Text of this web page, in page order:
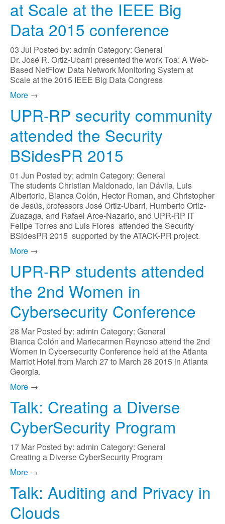
at Scale at the IEEE Big
Data 2015 conference
03 Jul Posted by: admin Category: General
Dr. José R. Ortiz-Ubarri presented the work Toa: A Web-
Based NetFlow Data Network Monitoring System at
Scale at the 2015 IEEE Big Data Congress
More →
UPR-RP security community
attended the Security
BSidesPR 2015
01 Jun Posted by: admin Category: General
The students Christian Maldonado, Ian Dávila, Luis
Albertorio, Bianca Colón, Hector Roman, and Christopher
de Jesús, professors José Ortiz-Ubarri, Humberto Ortiz-
Zuazaga, and Rafael Arce-Nazario, and UPR-RP IT
Felipe Torres and Luis Flores attended the Security
BSidesPR 2015 supported by the ATACK-PR project.
More →
UPR-RP students attended
the 2nd Women in
Cybersecurity Conference
28 Mar Posted by: admin Category: General
Bianca Colón and Mariecarmen Reynoso attend the 2nd
Women in Cybersecurity Conference held at the Atlanta
Marriot Hotel from March 27 to March 28 2015 in Atlanta
Georgia.
More →
Talk: Creating a Diverse
CyberSecurity Program
17 Mar Posted by: admin Category: General
Creating a Diverse CyberSecurity Program
More →
Talk: Auditing and Privacy in
Clouds